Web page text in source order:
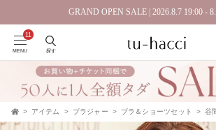
GRAND OPEN SALE | 2026.8.7 19:00 -
MENU 探す
アイテム ブラジャー ブラ＆ショーツセット 谷